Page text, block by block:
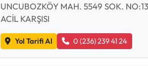
UNCUBOZKÖY MAH. 5549 SOK.
ACİL KARŞISI
Yol Tarifi Al 0 (236) 239 41 24